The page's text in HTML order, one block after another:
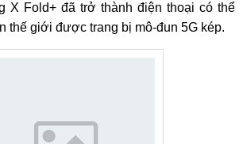
X Fold+ đã trở thành điện thoại có thể
thế giới được trang bị mô-đun 5G kép.